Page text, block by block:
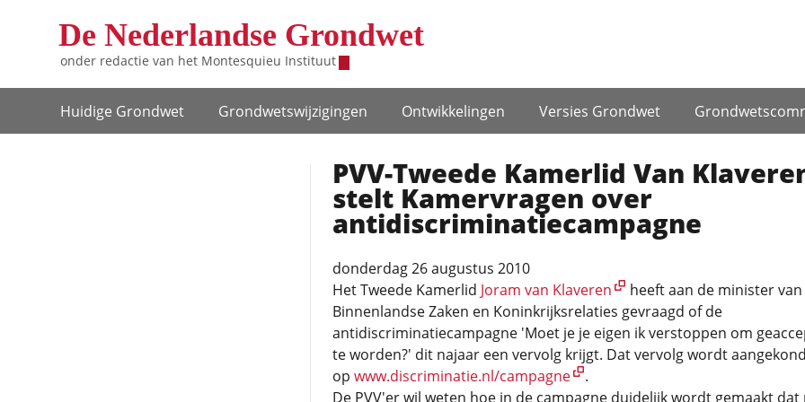
De Nederlandse Grondwet
onder redactie van het Montesquieu Instituut
Hoofdnavigatie
Huidige Grondwet Grondwets­wijzigingen Ontwikke­lingen Versies Grondwet
PVV-Tweede Kamerlid Van
stelt Kamervragen over
antidiscriminatiecampagne
donderdag 26 augustus 2010
Het Tweede Kamerlid Joram van Klaveren
heeft aan de minister van
Binnenlandse Zaken en Koninkrijksrelaties gevraagd of de
antidiscriminatiecampagne 'Moet je je eigen ik verstoppen om
te worden?' dit najaar een vervolg krijgt. Dat vervolg wordt
op www.discriminatie.nl/campagne
.
De PVV'er wil weten hoe in de campagne duidelijk wordt gemaakt dat